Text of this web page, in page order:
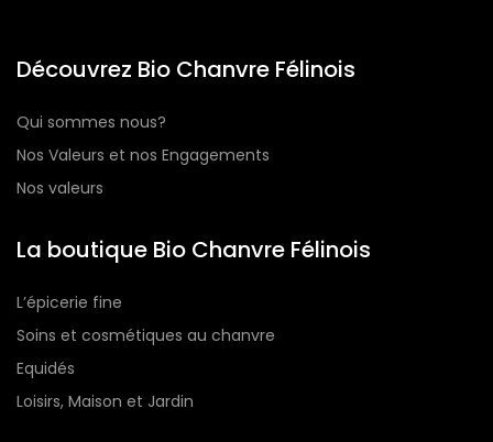
Découvrez Bio Chanvre Félinois
Qui sommes nous?
Nos Valeurs et nos Engagements
Nos valeurs
La boutique Bio Chanvre Félinois
L’épicerie fine
Soins et cosmétiques au chanvre
Equidés
Loisirs, Maison et Jardin